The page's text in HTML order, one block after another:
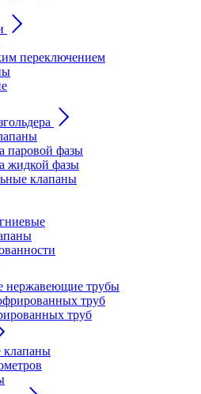
переключением
паровой фазы
жидкой фазы
клапаны
нержавеющие трубы
труб
труб
клапаны